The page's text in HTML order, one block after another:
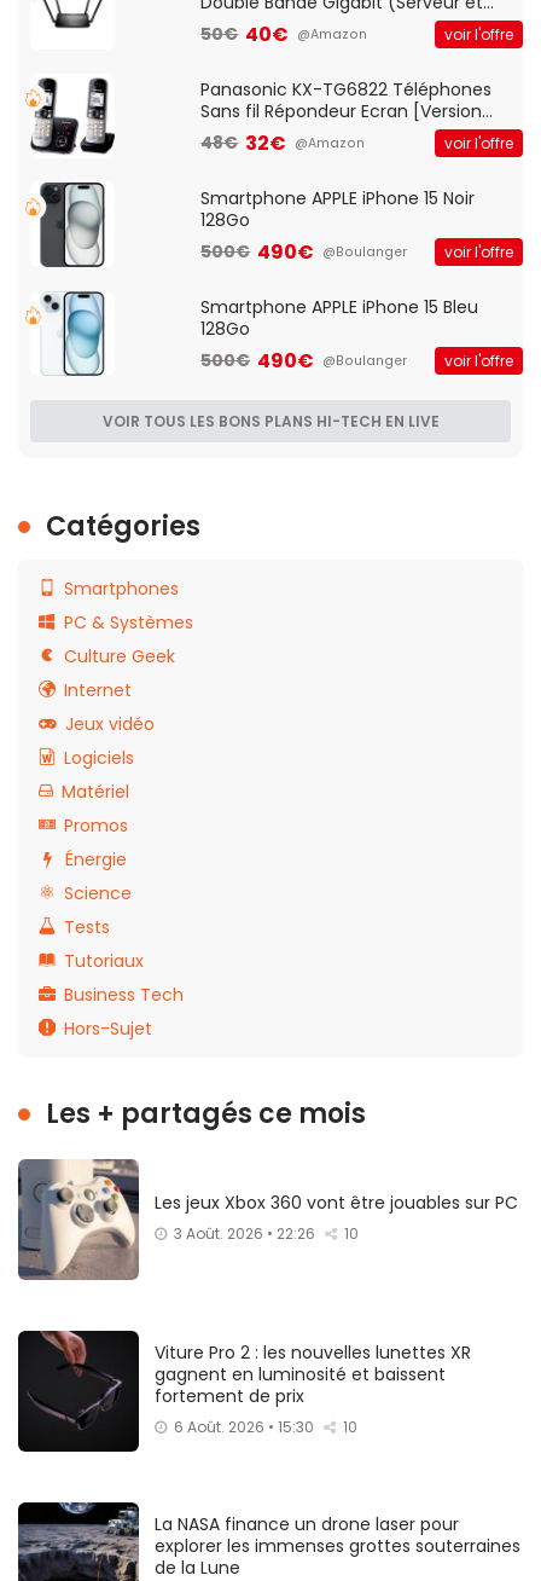
Client VPN, Triple Vlan, Mode Point
d'accès et Bridge, contrôle Parental,
50€ 40€ @Amazon voir l'offre
Panasonic KX-TG6822 Téléphones
Sans fil Répondeur Ecran [Version
Française]
48€ 32€ @Amazon voir l'offre
Smartphone APPLE iPhone 15 Noir
128Go
500€ 490€ @Boulanger voir l'offre
Smartphone APPLE iPhone 15 Bleu
128Go
500€ 490€ @Boulanger voir l'offre
VOIR TOUS LES BONS PLANS HI-TECH EN LIVE
Catégories
Smartphones
PC & Systèmes
Culture Geek
Internet
Jeux vidéo
Logiciels
Matériel
Promos
Énergie
Science
Tests
Tutoriaux
Business Tech
Hors-Sujet
Les + partagés ce mois
Les jeux Xbox 360 vont être jouables sur PC
3 Août. 2026 • 22:26 10
Viture Pro 2 : les nouvelles lunettes XR
gagnent en luminosité et baissent
fortement de prix
6 Août. 2026 • 15:30 10
La NASA finance un drone laser pour
explorer les immenses grottes souterraines
de la Lune